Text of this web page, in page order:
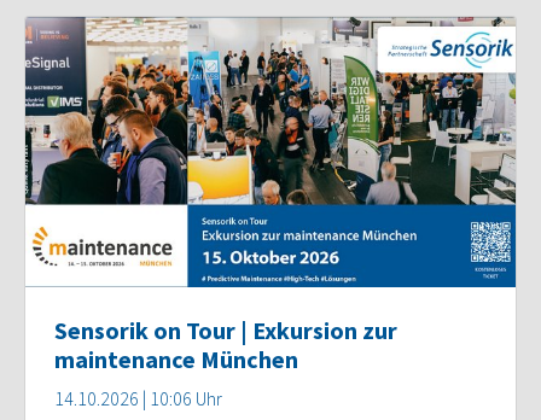
Sensorik on Tour | Exkursion zur
maintenance München
14.10.2026 | 10:06 Uhr